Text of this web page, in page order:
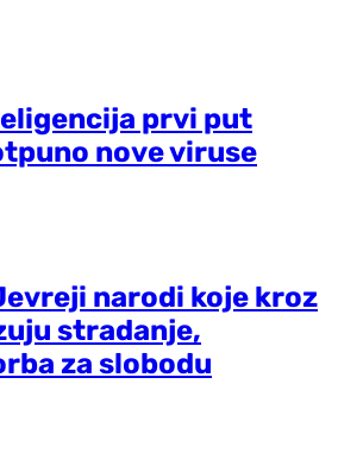
prvi put
nove viruse
narodi koje kroz
stradanje,
za slobodu